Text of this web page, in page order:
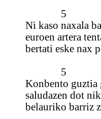
5
Ni kaso naxala
euroen artera
bertati eske nax
5
Konbento guztia
saludazen dot
belauriko barriz